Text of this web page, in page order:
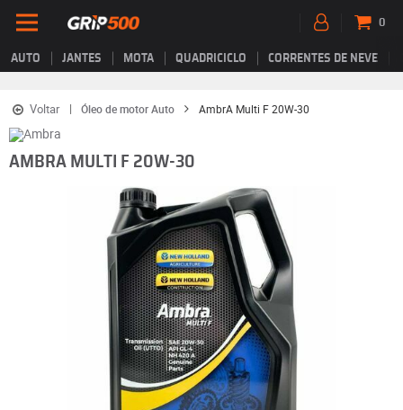
AUTO JANTES MOTA QUADRICICLO CORRENTES DE NEVE
0
Voltar Óleo de motor Auto AmbrA Multi F 20W-30
AMBRA MULTI F 20W-30